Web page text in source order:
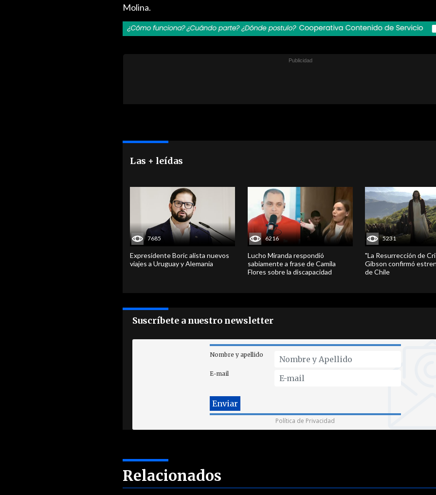
Molina.
Las + leídas
7685
Expresidente Boric alista nuevos
viajes a Uruguay y Alemania
6216
Lucho Miranda respondió
sabiamente a frase de Camila
Flores sobre la discapacidad
5231
"La Resurrección de
Gibson confirmó
de Chile
Suscríbete a nuestro newsletter
Nombre y apellido
E-mail
Política de Privacidad
Relacionados